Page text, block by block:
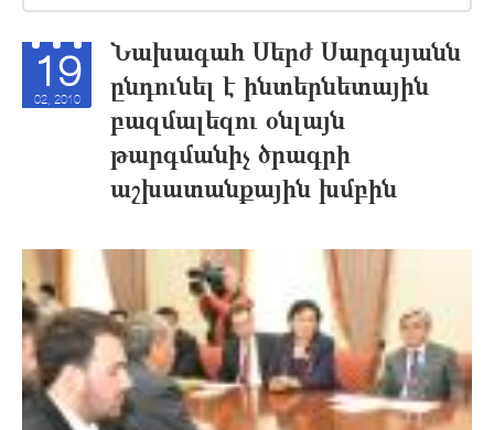
19
02, 2010
Նախագահ Սերժ Սարգսյանն
ընդունել է ինտերնետային
բազմալեզու օնլայն
թարգմանիչ ծրագրի
աշխատանքային խմբին